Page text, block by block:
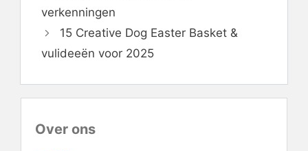
verkenningen
15 Creative Dog Easter Basket &
vulideeën voor 2025
Over ons